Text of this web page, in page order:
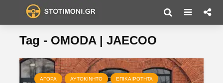
Tag - OMODA | JAECOO
ΑΓΟΡΆ ΑΥΤΟΚΊΝΗΤΟ ΕΠΙΚΑΙΡΌΤΗΤΑ